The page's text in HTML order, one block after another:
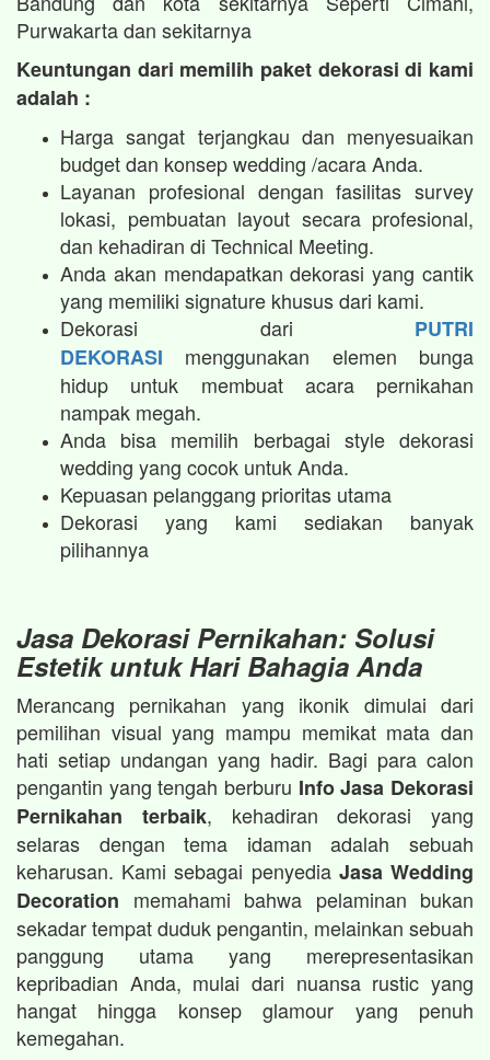
Purwakarta dan sekitarnya
Keuntungan dari memilih paket dekorasi di kami
adalah :
Harga sangat terjangkau dan menyesuaikan
budget dan konsep wedding /acara Anda.
Layanan profesional dengan fasilitas survey
lokasi, pembuatan layout secara profesional,
dan kehadiran di Technical Meeting.
Anda akan mendapatkan dekorasi yang cantik
yang memiliki signature khusus dari kami.
Dekorasi dari PUTRI
DEKORASI menggunakan elemen bunga
hidup untuk membuat acara pernikahan
nampak megah.​
Anda bisa memilih berbagai style dekorasi
wedding yang cocok untuk Anda.
Kepuasan pelanggang prioritas utama
Dekorasi yang kami sediakan banyak
pilihannya
Jasa Dekorasi Pernikahan: Solusi
Estetik untuk Hari Bahagia Anda
Merancang pernikahan yang ikonik dimulai dari
pemilihan visual yang mampu memikat mata dan
hati setiap undangan yang hadir. Bagi para calon
pengantin yang tengah berburu Info Jasa Dekorasi
Pernikahan terbaik, kehadiran dekorasi yang
selaras dengan tema idaman adalah sebuah
keharusan. Kami sebagai penyedia Jasa Wedding
Decoration memahami bahwa pelaminan bukan
sekadar tempat duduk pengantin, melainkan sebuah
panggung utama yang merepresentasikan
kepribadian Anda, mulai dari nuansa rustic yang
hangat hingga konsep glamour yang penuh
kemegahan.